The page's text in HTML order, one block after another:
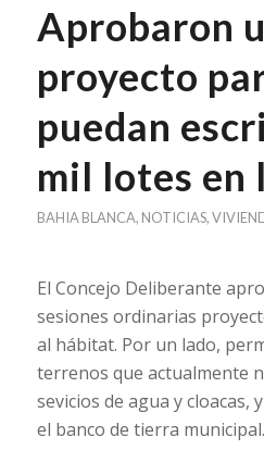
Aprobaron
proyecto
puedan
mil lotes en
BAHIA BLANCA, NOTICIAS,
El Concejo Deliberante
sesiones ordinarias
al hábitat. Por un lado,
terrenos que actualmente
sevicios de agua y
el banco de tierra municipal.